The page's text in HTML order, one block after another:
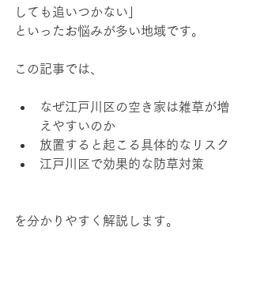
しても追いつかない」
といったお悩みが多い地域です。
この記事では、
なぜ江戸川区の空き家は雑草が増
えやすいのか
放置すると起こる具体的なリスク
江戸川区で効果的な防草対策
を分かりやすく解説します。